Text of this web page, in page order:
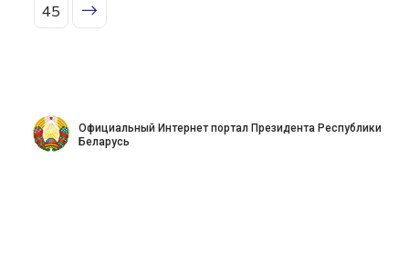
45
Официальный Интернет портал Президента Республики
Беларусь